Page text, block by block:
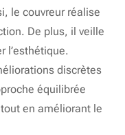
le couvreur réalise
De plus, il veille
l’esthétique.
discrètes
équilibrée
en améliorant le